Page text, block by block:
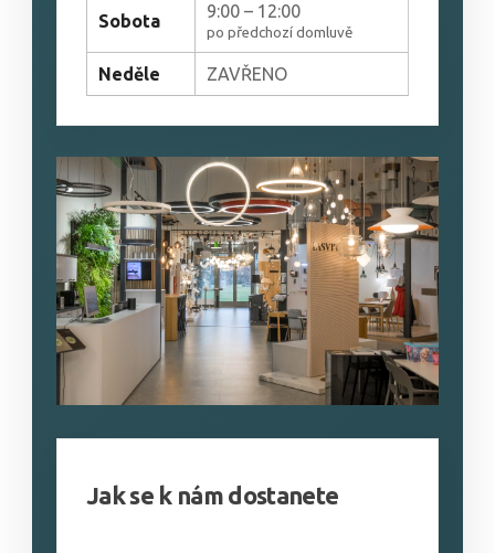
Sobota 9:00 – 12:00
po předchozí domluvě
Neděle ZAVŘENO
Jak se k nám dostanete